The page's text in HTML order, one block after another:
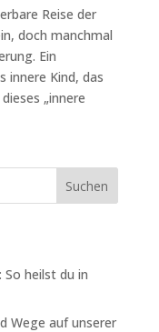
Reise der
doch manchmal
Ein
innere Kind, das
„innere
Suchen
So heilst du in
Wege auf unserer